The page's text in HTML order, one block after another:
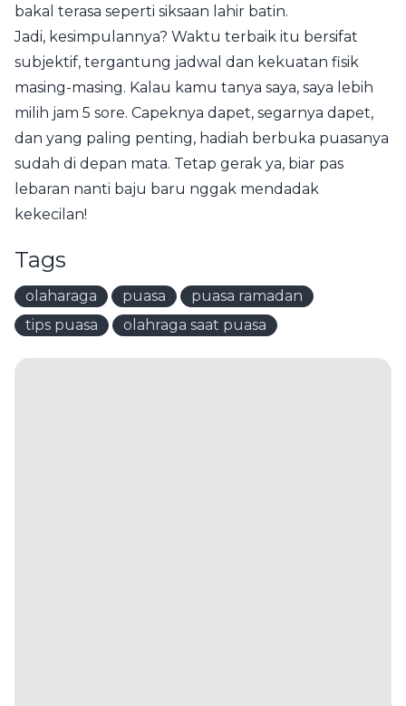
bakal terasa seperti siksaan lahir batin.
Jadi, kesimpulannya? Waktu terbaik itu bersifat
subjektif, tergantung jadwal dan kekuatan fisik
masing-masing. Kalau kamu tanya saya, saya lebih
milih jam 5 sore. Capeknya dapet, segarnya dapet,
dan yang paling penting, hadiah berbuka puasanya
sudah di depan mata. Tetap gerak ya, biar pas
lebaran nanti baju baru nggak mendadak
kekecilan!
Tags
olaharaga puasa
puasa ramadan
tips puasa
olahraga saat puasa